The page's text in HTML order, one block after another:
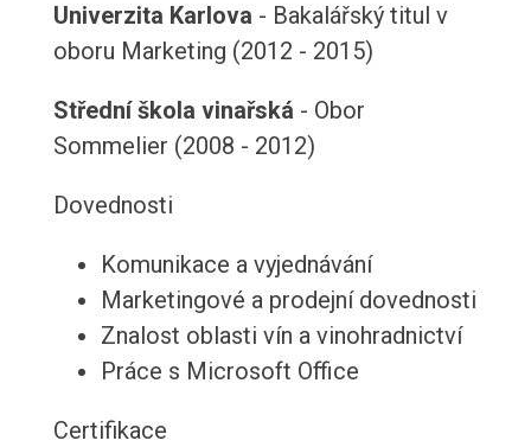
Univerzita Karlova - Bakalářský titul v
oboru Marketing (2012 - 2015)
Střední škola vinařská - Obor
Sommelier (2008 - 2012)
Dovednosti
Komunikace a vyjednávání
Marketingové a prodejní dovednosti
Znalost oblasti vín a vinohradnictví
Práce s Microsoft Office
Certifikace